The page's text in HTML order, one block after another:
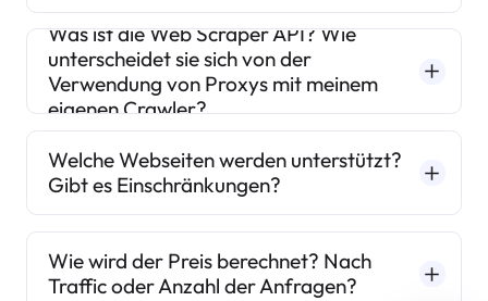
Was ist die Web Scraper API? Wie
unterscheidet sie sich von der
Verwendung von Proxys mit meinem
eigenen Crawler?
Welche Webseiten werden unterstützt?
Gibt es Einschränkungen?
Wie wird der Preis berechnet? Nach
Traffic oder Anzahl der Anfragen?